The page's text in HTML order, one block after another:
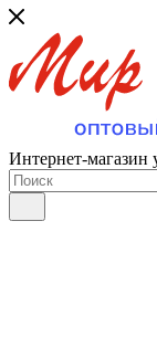
Интернет-магазин